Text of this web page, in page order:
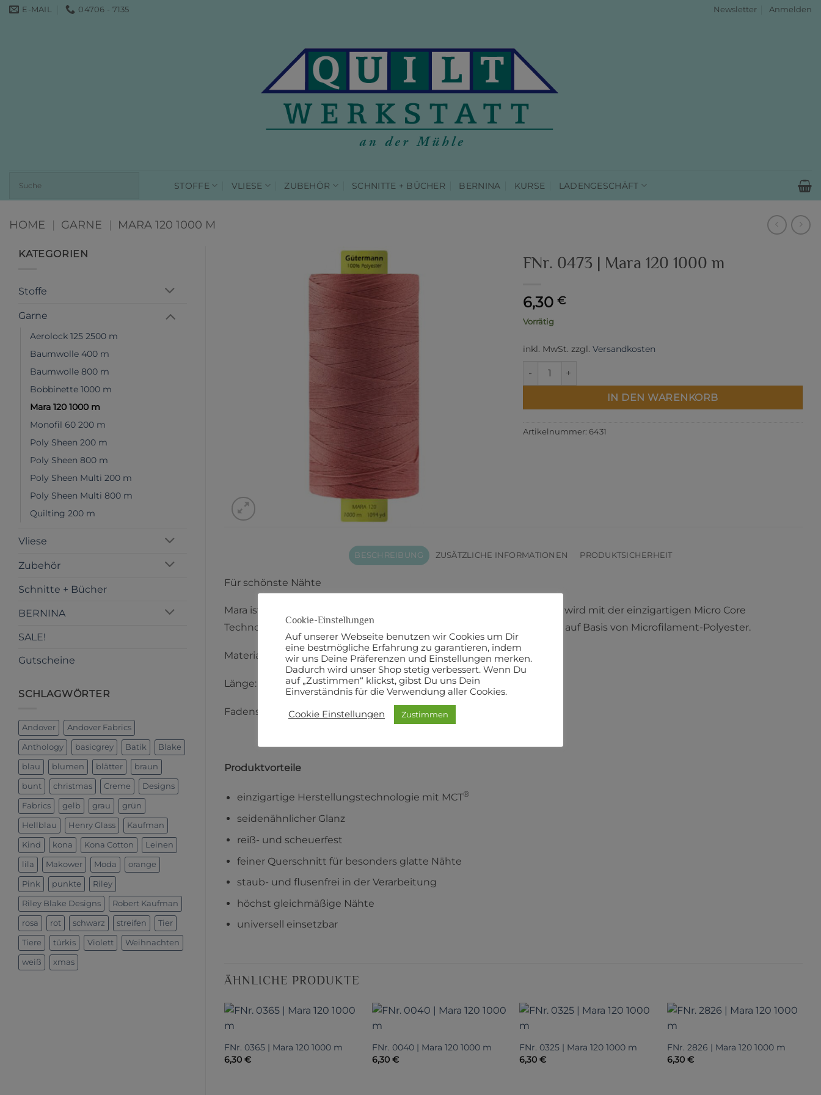
Zum E-MAIL 04706 - 7135 Newsletter Anmelden
STOFFE VLIESE ZUBEHÖR SCHNITTE + BÜCHER BERNINA KURSE LADENGESCHÄFT
HOME | GARNE | MARA 120 1000 M
KATEGORIEN
Stoffe
Garne
Aerolock 125 2500 m
Baumwolle 400 m
Baumwolle 800 m
Bobbinette 1000 m
Mara 120 1000 m
Monofil 60 200 m
Poly Sheen 200 m
Poly Sheen 800 m
Poly Sheen Multi 200 m
Poly Sheen Multi 800 m
Quilting 200 m
Vliese
Zubehör
Schnitte + Bücher
BERNINA
SALE!
Gutscheine
SCHLAGWÖRTER
Andover Andover Fabrics
Anthology basicgrey Batik Blake
blau blumen blätter braun
bunt christmas Creme Designs
Fabrics gelb grau grün
Hellblau Henry Glass Kaufman
Kind kona Kona Cotton Leinen
lila Makower Moda orange
Pink punkte Riley
Riley Blake Designs Robert Kaufman
rosa rot schwarz streifen Tier
Tiere türkis Violett Weihnachten
weiß xmas
FNr. 0473 | Mara 120 1000 m
6,30 €
Vorrätig
inkl. MwSt. zzgl. Versandkosten
FNr. 0473 | Mara 120 1000 m Menge
IN DEN WARENKORB
Artikelnummer: 6431
BESCHREIBUNG ZUSÄTZLICHE INFORMATIONEN PRODUKTSICHERHEIT
Für schönste Nähte
Mara ist ein hochwertiger und universell einsetzbarer Nähfaden. Mara wird mit der einzigartigen Micro Core
Technology
® (MCT) hergestellt. MCT ist das erste Umspinnverfahren auf Basis von Microfilament-Polyester.
Material: 100 % Polyester
Länge: 1000 m
Fadenstärke: 120
Produktvorteile
einzigartige Herstellungstechnologie mit MCT®
seidenähnlicher Glanz
reiß- und scheuerfest
feiner Querschnitt für besonders glatte Nähte
staub- und flusenfrei in der Verarbeitung
höchst gleichmäßige Nähte
universell einsetzbar
ÄHNLICHE PRODUKTE
FNr. 0365 | Mara 120 1000 m
6,30 €
FNr. 0040 | Mara 120 1000 m
6,30 €
FNr. 0325 | Mara 120 1000 m
6,30€
FNr. 2826 | Mara 120 1000 m
6,30€
Cookie-Einstellungen
Auf unserer Webseite benutzen wir Cookies um Dir
eine bestmögliche Erfahrung zu garantieren, indem
wir uns Deine Präferenzen und Einstellungen merken.
Dadurch wird unser Shop stetig verbessert. Wenn Du
auf „Zustimmen“ klickst, gibst Du uns Dein
Einverständnis für die Verwendung aller Cookies.
Cookie Einstellungen Zustimmen